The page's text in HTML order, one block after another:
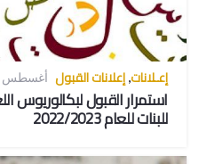
إعـلانات, إعلانات القبول أغسطس 10,
استمرار القبول لبكالوريوس
للبنات للعام 2022/2023